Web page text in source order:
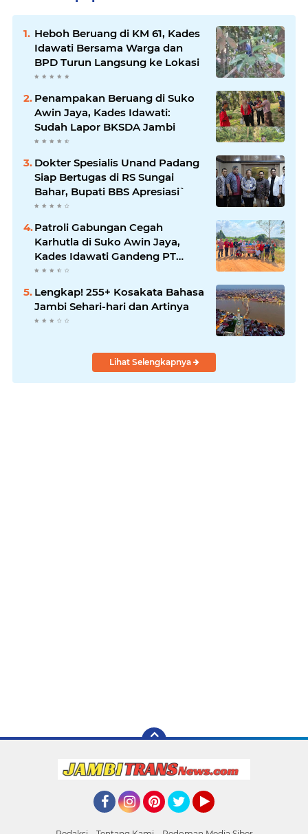
Heboh Beruang di KM 61, Kades
Idawati Bersama Warga dan
BPD Turun Langsung ke Lokasi
Penampakan Beruang di Suko
Awin Jaya, Kades Idawati:
Sudah Lapor BKSDA Jambi
Dokter Spesialis Unand Padang
Siap Bertugas di RS Sungai
Bahar, Bupati BBS Apresiasi`
Patroli Gabungan Cegah
Karhutla di Suko Awin Jaya,
Kades Idawati Gandeng PT
BBB-S, TNI dan BPD
Lengkap! 255+ Kosakata Bahasa
Jambi Sehari-hari dan Artinya
Lihat Selengkapnya